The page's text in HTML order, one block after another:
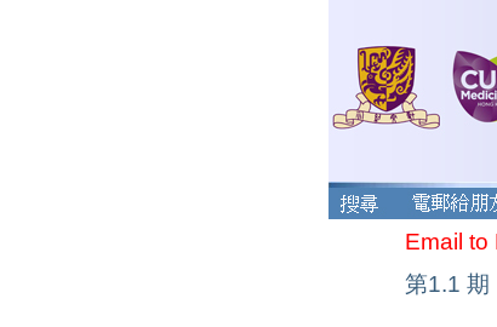
Email to
第1.1 期